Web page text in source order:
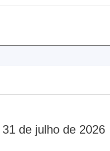
de julho de 2026